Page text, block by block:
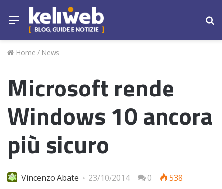
Menu
Home / News
Microsoft rende
Windows 10 ancora
più sicuro
Vincenzo Abate 23/10/2014 0
538